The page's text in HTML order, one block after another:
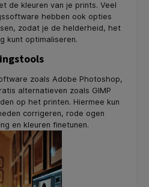
de kleuren van je prints. Veel
hebben ook opties
zodat je de helderheid, het
kunt optimaliseren.
zoals Adobe Photoshop,
alternatieven zoals GIMP
op het printen. Hiermee kun
corrigeren, rode ogen
en kleuren finetunen.